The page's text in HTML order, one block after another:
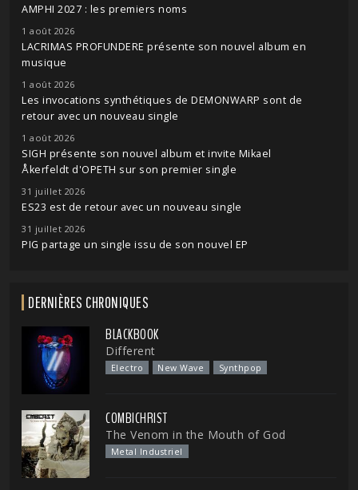
AMPHI 2027 : les premiers noms
1 août 2026
LACRIMAS PROFUNDERE présente son nouvel album en
musique
1 août 2026
Les invocations synthétiques de DEMONWARP sont de
retour avec un nouveau single
1 août 2026
SIGH présente son nouvel album et invite Mikael
Åkerfeldt d'OPETH sur son premier single
31 juillet 2026
ES23 est de retour avec un nouveau single
31 juillet 2026
PIG partage un single issu de son nouvel EP
DERNIÈRES CHRONIQUES
BLACKBOOK
Different
Electro New Wave Synthpop
COMBICHRIST
The Venom in the Mouth of God
Metal Industriel